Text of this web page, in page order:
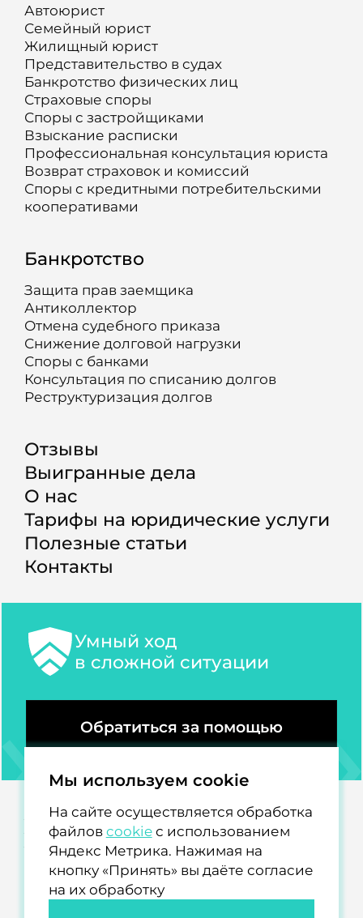
Автоюрист
Семейный юрист
Жилищный юрист
Представительство в судах
Банкротство физических лиц
Страховые споры
Споры с застройщиками
Взыскание расписки
Профессиональная консультация юриста
Возврат страховок и комиссий
Споры с кредитными потребительскими
кооперативами
Банкротство
Защита прав заемщика
Антиколлектор
Отмена судебного приказа
Снижение долговой нагрузки
Споры с банками
Консультация по списанию долгов
Реструктуризация долгов
Отзывы
Выигранные дела
О нас
Тарифы на юридические услуги
Полезные статьи
Контакты
Умный ход
в сложной ситуации
Обратиться за помощью
Политика конфиденциальности
Политика обработки персональных данных
Политика использования файлов cookie
Создание и продвижение сайтов
Мы используем cookie
На сайте осуществляется обработка
файловcookieс использованием
Яндекс Метрика. Нажимая на
кнопку «Принять» вы даёте согласие
на их обработку